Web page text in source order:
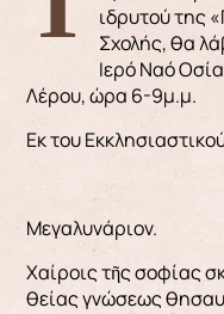
ιδρυτού της
Σχολής, θα
Ιερό Ναό
Λέρου, ώρα 6-9μ.μ.
Εκ του
Μεγαλυνάριον.
Χαίροις τῆς σοφίας
θείας γνώσεως